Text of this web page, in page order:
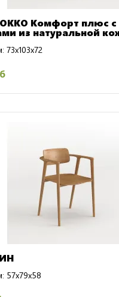
Комфорт плюс с
из натуральной
73x103x72
57x79x58